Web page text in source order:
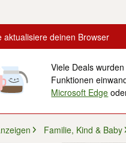
aktualisiere deinen Browser
Viele Deals
Funktionen
Microsoft Edge
Familie, Kind & Baby